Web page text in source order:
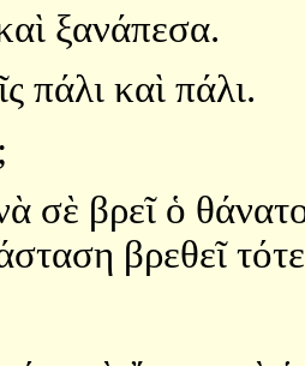
ξανάπεσα.
πάλι καὶ πάλι.
σὲ βρεῖ ὁ
βρεθεῖ